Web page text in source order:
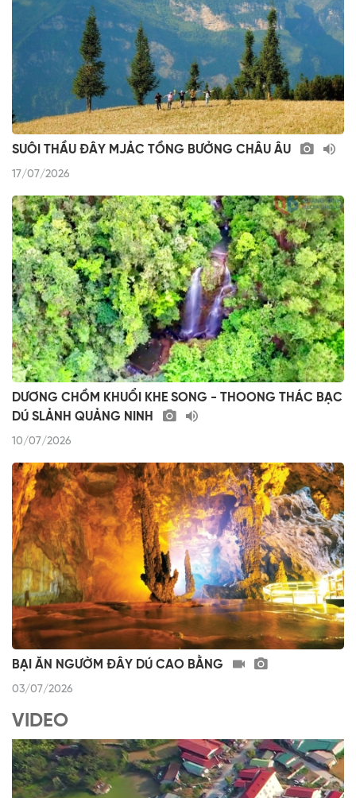
SUÔI THẦU ĐÂY MJẢC TỒNG BƯỞNG CHÂU ÂU
17/07/2026
DƯƠNG CHỒM KHUỔI KHE SONG - THOONG THÁC BẠC
DÚ SLẢNH QUẢNG NINH
10/07/2026
BẠI ĂN NGƯỜM ĐÂY DÚ CAO BẰNG
03/07/2026
VIDEO